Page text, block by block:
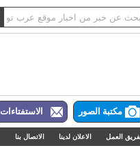
مكتبة الصور الاستفتاءات
العمل الاعلان لدينا الاتصال بنا